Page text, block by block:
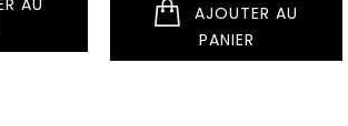
PANIER